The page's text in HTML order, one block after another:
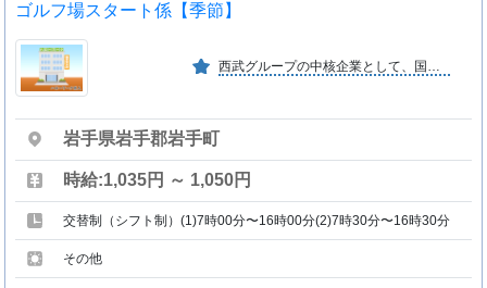
ゴルフ場スタート係【季節】
西武グループの中核企業として、国内最大級のホテル・レジャー事業規模を誇っています。
岩手県岩手郡岩手町
時給:1,035円 ～ 1,050円
交替制（シフト制）(1)7時00分〜16時00分(2)7時30分〜16時30分
その他